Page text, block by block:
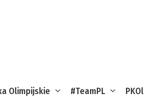
Olimpijskie #TeamPL PKOl